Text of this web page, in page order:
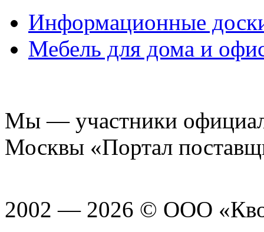
Информационные
Мебель для дома и
Мы — участники
Москвы «Портал
2002 — 2026 © ООО